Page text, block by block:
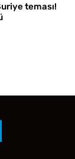
teması!